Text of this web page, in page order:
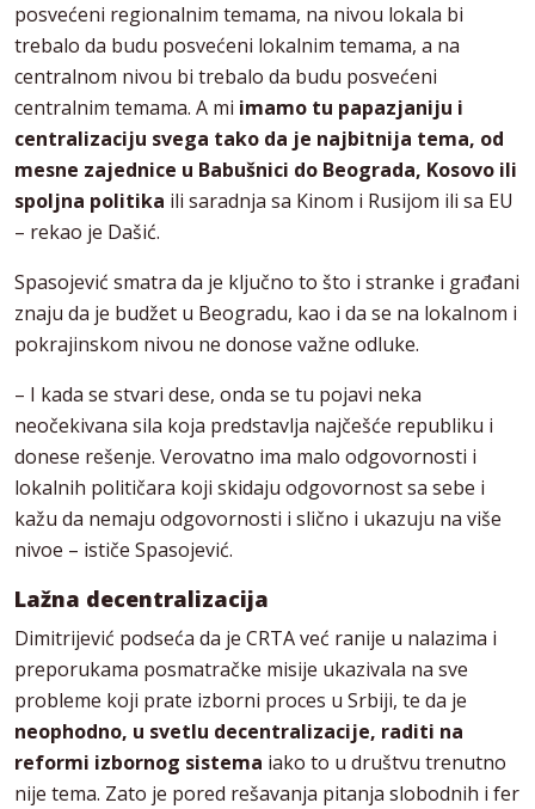
posvećeni regionalnim temama, na nivou lokala bi
trebalo da budu posvećeni lokalnim temama, a na
centralnom nivou bi trebalo da budu posvećeni
centralnim temama. A mi imamo tu papazjaniju i
centralizaciju svega tako da je najbitnija tema, od
mesne zajednice u Babušnici do Beograda, Kosovo ili
spoljna politika ili saradnja sa Kinom i Rusijom ili sa EU
– rekao je Dašić.
Spasojević smatra da je ključno to što i stranke i građani
znaju da je budžet u Beogradu, kao i da se na lokalnom i
pokrajinskom nivou ne donose važne odluke.
– I kada se stvari dese, onda se tu pojavi neka
neočekivana sila koja predstavlja najčešće republiku i
donese rešenje. Verovatno ima malo odgovornosti i
lokalnih političara koji skidaju odgovornost sa sebe i
kažu da nemaju odgovornosti i slično i ukazuju na više
nivoe – ističe Spasojević.
Lažna decentralizacija
Dimitrijević podseća da je CRTA već ranije u nalazima i
preporukama posmatračke misije ukazivala na sve
probleme koji prate izborni proces u Srbiji, te da je
neophodno, u svetlu decentralizacije, raditi na
reformi izbornog sistema iako to u društvu trenutno
nije tema. Zato je pored rešavanja pitanja slobodnih i fer